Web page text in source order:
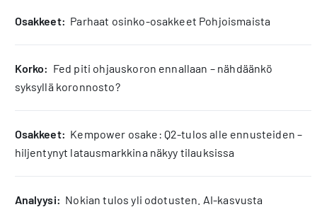
osakkeet: Parhaat osinko-osakkeet Pohjoismaista
korko: Fed piti ohjauskoron ennallaan – nähdäänkö
syksyllä koronnosto?
osakkeet: Kempower osake: Q2-tulos alle ennusteiden –
hiljentynyt latausmarkkina näkyy tilauksissa
analyysi: Nokian tulos yli odotusten. AI-kasvusta